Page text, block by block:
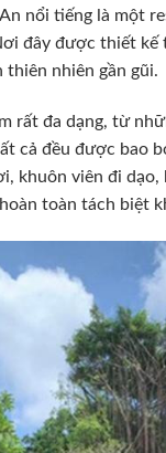
nổi tiếng là một
đây được thiết
thiên nhiên gần gũi.
rất đa dạng, từ
cả đều được bao
khuôn viên đi
toàn tách biệt